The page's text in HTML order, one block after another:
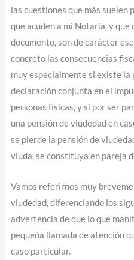
las cuestiones que más
que acuden a mi Notaría, y que
documento, son de carácter
concreto las consecuencias
muy especialmente si existe
declaración conjunta en el
personas físicas, y si por ser
una pensión de viudedad en
se pierde la pensión de
viuda, se constituya en pareja
Vamos referirnos muy
viudedad, diferenciando los
advertencia de que lo que
pequeña llamada de atención
caso particular.